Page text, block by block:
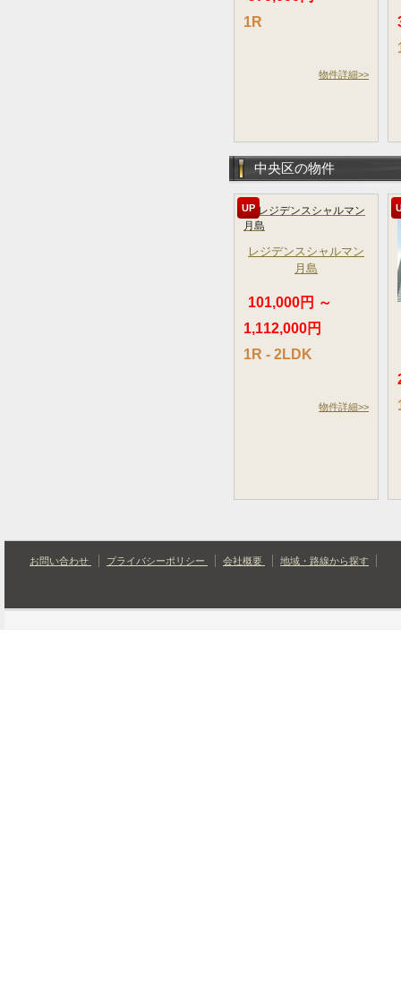
1R
物件詳細>>
中央区の物件
UP
レジデンスシャルマン
月島
101,000円 ～
1,112,000円
1R - 2LDK
物件詳細>>
お問い合わせ プライバシーポリシー 会社概要 地域・路線から探す